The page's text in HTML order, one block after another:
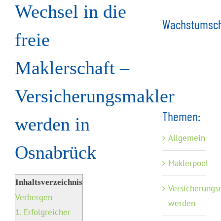
Wechsel in die
freie
Maklerschaft –
Versicherungsmakler
werden in
Osnabrück
Inhaltsverzeichnis
Verbergen
1. Erfolgreicher
Themen:
Allgemein
Maklerpool
werden